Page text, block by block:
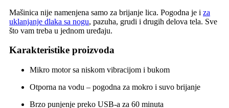
Mašinica nije namenjena samo za brijanje lica. Pogodna je i za
uklanjanje dlaka sa nogu, pazuha, grudi i drugih delova tela. Sve
što vam treba u jednom uređaju.
Karakteristike proizvoda
Mikro motor sa niskom vibracijom i bukom
Otporna na vodu – pogodna za mokro i suvo brijanje
Brzo punjenje preko USB-a za 60 minuta